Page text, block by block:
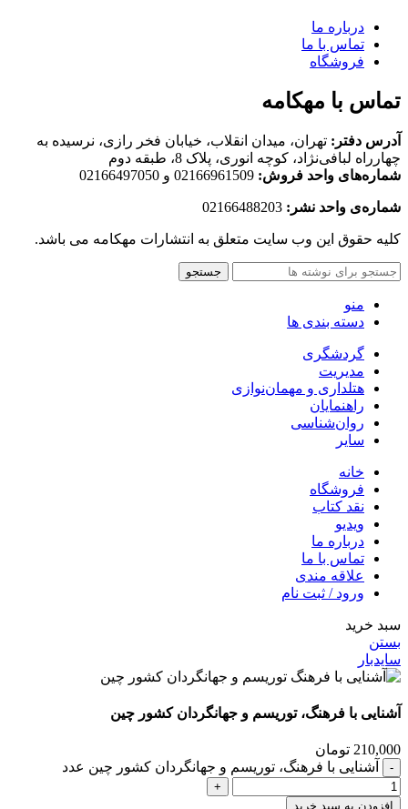
درباره ما
تماس با ما
فروشگاه
تماس با مهکامه
آدرس دفتر: تهران، میدان انقلاب، خیابان فخر رازی، نرسیده به
چهارراه لبافی‌نژاد، کوچه انوری، پلاک 8، طبقه دوم
شماره‌های واحد فروش: 02166961509 و 02166497050
شماره‌‌ی واحد نشر:
کلیه حقوق این وب سایت متعلق به انتشارات مهکامه می باشد.
جستجو
منو
دسته بندی ها
گردشگری
مدیریت
هتلداری و مهمان‌نوازی
راهنمایان
روان‌شناسی
سایر
خانه
فروشگاه
نقد کتاب
ویدیو
درباره‌ ما
تماس با ما
علاقه مندی
ورود / ثبت نام
سبد خرید
بستن
سایدبار
آشنایی با فرهنگ، توریسم و جهانگردان کشور چین
210,000 تومان
آشنایی با فرهنگ، توریسم و جهانگردان کشور چین عدد
افزودن به سبد خرید